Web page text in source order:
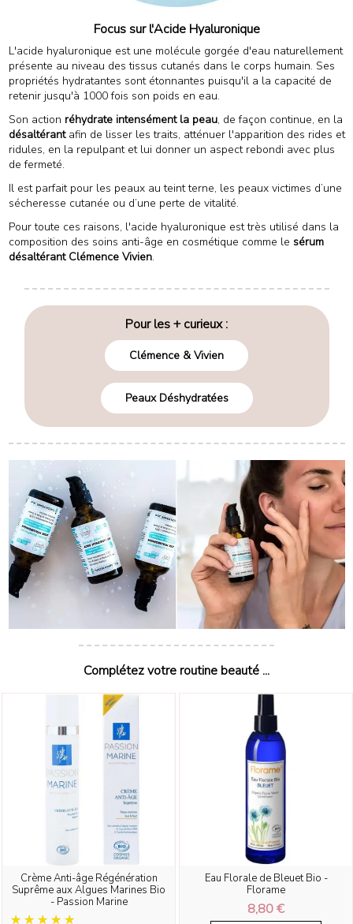
Focus sur l'Acide Hyaluronique
L'acide hyaluronique est une molécule gorgée d'eau naturellement
présente au niveau des tissus cutanés dans le corps humain. Ses
propriétés hydratantes sont étonnantes puisqu'il a la capacité de
retenir jusqu'à 1000 fois son poids en eau.
Son action réhydrate intensément la peau, de façon continue, en la
désaltérantafin de lisser les traits, atténuer l'apparition des rides et
ridules, en la repulpant et lui donner un aspect rebondi avec plus
de fermeté.
Il est parfait pour les peaux au teint terne, les peaux victimes d’une
sécheresse cutanée ou d’une perte de vitalité.
Pour toute ces raisons, l'acide hyaluronique est très utilisé dans la
composition des soins anti-âge en cosmétique comme le sérum
désaltérant Clémence Vivien.
Pour les + curieux :
Clémence & Vivien
Peaux Déshydratées
Complétez votre routine beauté ...
Crème Anti-âge Régénération
Suprême aux Algues Marines Bio
- Passion Marine
Eau Florale de Bleuet Bio -
Florame
8,80 €